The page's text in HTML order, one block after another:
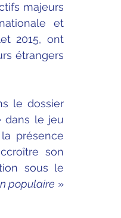
majeurs
et
2015, ont
étrangers
le dossier
dans le jeu
présence
son
sous le
populaire »